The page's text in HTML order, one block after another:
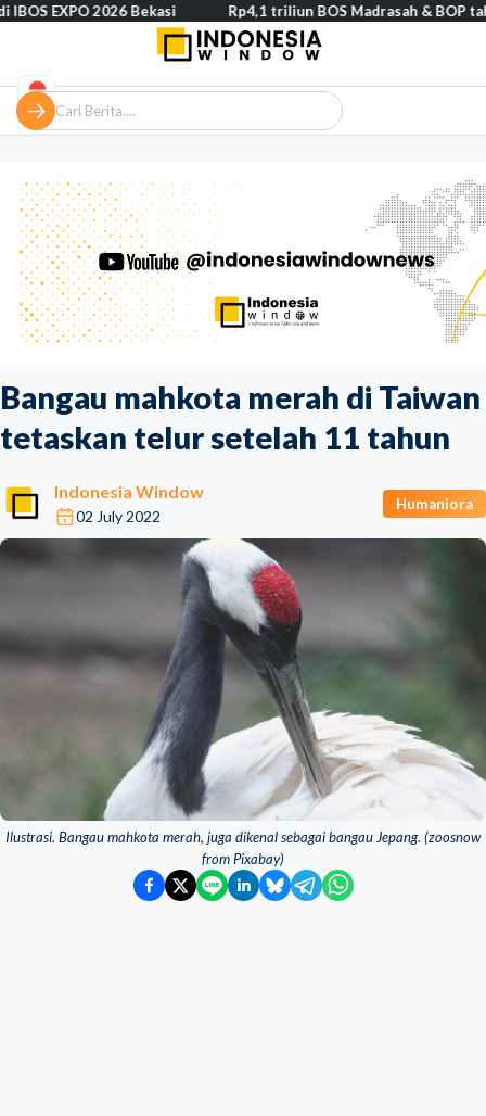
Bangau mahkota merah di Taiwan
tetaskan telur setelah 11 tahun
Indonesia Window
02 July 2022
Humaniora
Ilustrasi. Bangau mahkota merah, juga dikenal sebagai bangau Jepang. (zoosnow
from Pixabay)
2026 Bekasi Rp4,1 triliun BOS Madrasah & BOP tahap II